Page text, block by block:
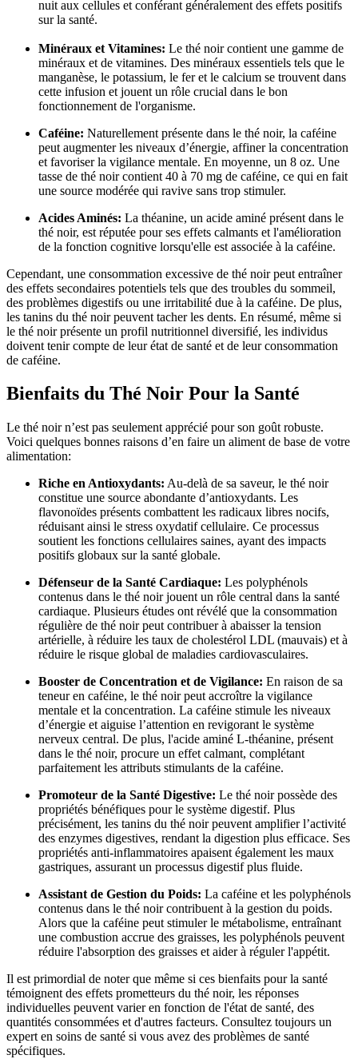
nuit aux cellules et conférant généralement des effets positifs
sur la santé.
Minéraux et Vitamines: Le thé noir contient une gamme de
minéraux et de vitamines. Des minéraux essentiels tels que le
manganèse, le potassium, le fer et le calcium se trouvent dans
cette infusion et jouent un rôle crucial dans le bon
fonctionnement de l'organisme.
Caféine: Naturellement présente dans le thé noir, la caféine
peut augmenter les niveaux d’énergie, affiner la concentration
et favoriser la vigilance mentale. En moyenne, un 8 oz. Une
tasse de thé noir contient 40 à 70 mg de caféine, ce qui en fait
une source modérée qui ravive sans trop stimuler.
Acides Aminés: La théanine, un acide aminé présent dans le
thé noir, est réputée pour ses effets calmants et l'amélioration
de la fonction cognitive lorsqu'elle est associée à la caféine.
Cependant, une consommation excessive de thé noir peut entraîner
des effets secondaires potentiels tels que des troubles du sommeil,
des problèmes digestifs ou une irritabilité due à la caféine. De plus,
les tanins du thé noir peuvent tacher les dents. En résumé, même si
le thé noir présente un profil nutritionnel diversifié, les individus
doivent tenir compte de leur état de santé et de leur consommation
de caféine.
Bienfaits du Thé Noir Pour la Santé
Le thé noir n’est pas seulement apprécié pour son goût robuste.
Voici quelques bonnes raisons d’en faire un aliment de base de votre
alimentation:
Riche en Antioxydants: Au-delà de sa saveur, le thé noir
constitue une source abondante d’antioxydants. Les
flavonoïdes présents combattent les radicaux libres nocifs,
réduisant ainsi le stress oxydatif cellulaire. Ce processus
soutient les fonctions cellulaires saines, ayant des impacts
positifs globaux sur la santé globale.
Défenseur de la Santé Cardiaque: Les polyphénols
contenus dans le thé noir jouent un rôle central dans la santé
cardiaque. Plusieurs études ont révélé que la consommation
régulière de thé noir peut contribuer à abaisser la tension
artérielle, à réduire les taux de cholestérol LDL (mauvais) et à
réduire le risque global de maladies cardiovasculaires.
Booster de Concentration et de Vigilance: En raison de sa
teneur en caféine, le thé noir peut accroître la vigilance
mentale et la concentration. La caféine stimule les niveaux
d’énergie et aiguise l’attention en revigorant le système
nerveux central. De plus, l'acide aminé L-théanine, présent
dans le thé noir, procure un effet calmant, complétant
parfaitement les attributs stimulants de la caféine.
Promoteur de la Santé Digestive: Le thé noir possède des
propriétés bénéfiques pour le système digestif. Plus
précisément, les tanins du thé noir peuvent amplifier l’activité
des enzymes digestives, rendant la digestion plus efficace. Ses
propriétés anti-inflammatoires apaisent également les maux
gastriques, assurant un processus digestif plus fluide.
Assistant de Gestion du Poids: La caféine et les polyphénols
contenus dans le thé noir contribuent à la gestion du poids.
Alors que la caféine peut stimuler le métabolisme, entraînant
une combustion accrue des graisses, les polyphénols peuvent
réduire l'absorption des graisses et aider à réguler l'appétit.
Il est primordial de noter que même si ces bienfaits pour la santé
témoignent des effets prometteurs du thé noir, les réponses
individuelles peuvent varier en fonction de l'état de santé, des
quantités consommées et d'autres facteurs. Consultez toujours un
expert en soins de santé si vous avez des problèmes de santé
spécifiques.